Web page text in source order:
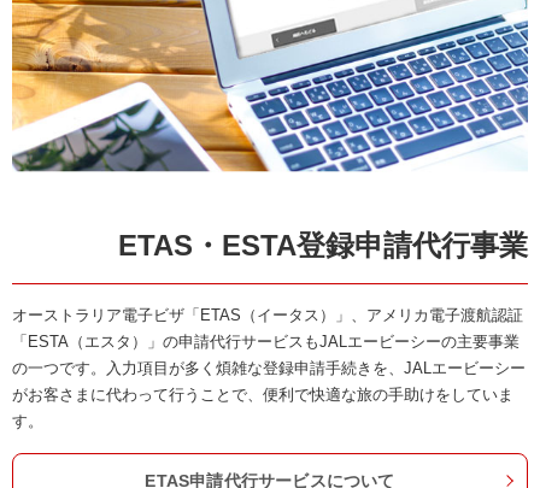
ETAS・ESTA登録申請代行事業
オーストラリア電子ビザ「ETAS（イータス）」、アメリカ電子渡航認証
「ESTA（エスタ）」の申請代行サービスもJALエービーシーの主要事業
の一つです。入力項目が多く煩雑な登録申請手続きを、JALエービーシー
がお客さまに代わって行うことで、便利で快適な旅の手助けをしていま
す。
ETAS申請代行サービスについて